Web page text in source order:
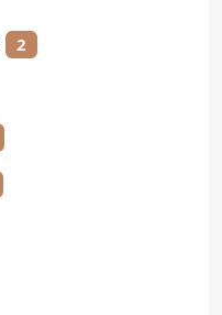
2